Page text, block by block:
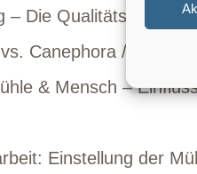
– Die
Canephora /
& Mensch –
Einstellung der